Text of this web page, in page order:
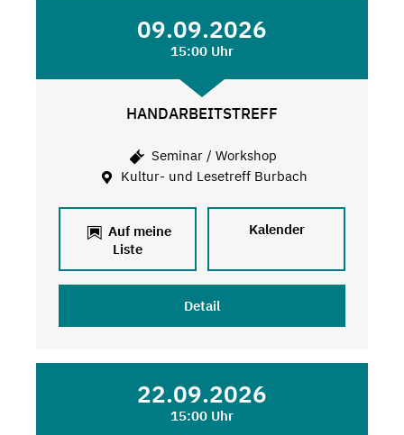
09.09.2026
15:00 Uhr
HANDARBEITSTREFF
Seminar / Workshop
Kultur- und Lesetreff Burbach
Auf meine
Liste
Kalender
Detail
22.09.2026
15:00 Uhr